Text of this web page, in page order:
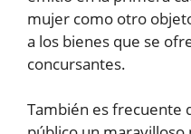
mujer como otro
a los bienes que se
concursantes.
También es frecuente